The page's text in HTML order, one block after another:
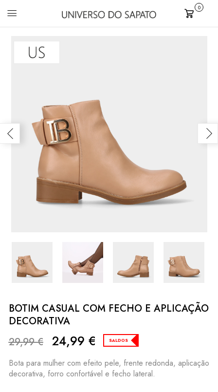
Carrinho
0
BOTIM CASUAL COM FECHO E APLICAÇÃO
DECORATIVA
29,99€ 24,99 € SALDOS
Bota para mulher com efeito pele, frente redonda, aplicação
decorativa, forro confortável e fecho lateral.